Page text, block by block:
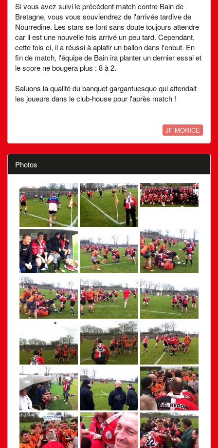
Si vous avez suivi le précédent match contre Bain de
Bretagne, vous vous souviendrez de l'arrivée tardive de
Nourredine. Les stars se font sans doute toujours attendre
car il est une nouvelle fois arrivé un peu tard. Cependant,
cette fois ci, il a réussi à aplatir un ballon dans l'enbut. En
fin de match, l'équipe de Bain ira planter un dernier essai et
le score ne bougera plus : 8 à 2.
Saluons la qualité du banquet gargantuesque qui attendait
les joueurs dans le club-house pour l'après match !
JF MORICE
Photos